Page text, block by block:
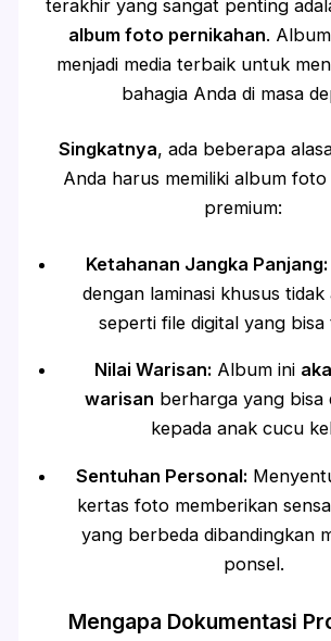
terakhir yang sangat penting
album foto pernikahan.
menjadi media terbaik untuk
bahagia Anda di masa
Singkatnya, ada beberapa
Anda harus memiliki album
premium:
Ketahanan Jangka Panjang:
dengan laminasi khusus
seperti file digital yang bisa
Nilai Warisan: Album ini
warisan berharga yang bisa
kepada anak cucu
Sentuhan Personal:
kertas foto memberikan
yang berbeda dibandingkan
ponsel.
Mengapa Dokumentasi